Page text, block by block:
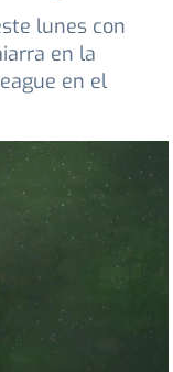
lunes con
en la
en el